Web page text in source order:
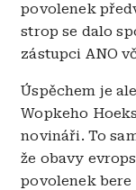
povolenek
strop se dalo
zástupci ANO
Úspěchem je
Wopkeho
novináři. To
že obavy
povolenek bere